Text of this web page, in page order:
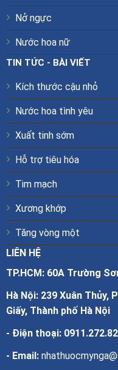
Nở ngực
Nước hoa nữ
TIN TỨC - BÀI VIẾT
Kích thước cậu nhỏ
Nước hoa tình yêu
Xuất tinh sớm
Hỗ trợ tiêu hóa
Tim mạch
Xương khớp
Tăng vòng một
LIÊN HỆ
TP.HCM: 60A Trường
Hà Nội: 239 Xuân Thủy,
Giấy, Thành phố Hà Nội
- Điện thoại:
- Email: